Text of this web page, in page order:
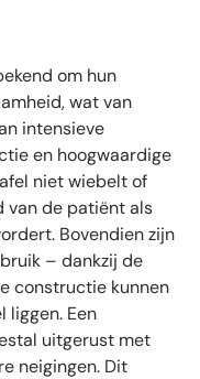
om hun
wat van
intensieve
en hoogwaardige
niet wiebelt of
van de patiënt als
Bovendien zijn
– dankzij de
constructie kunnen
Een
uitgerust met
neigingen. Dit